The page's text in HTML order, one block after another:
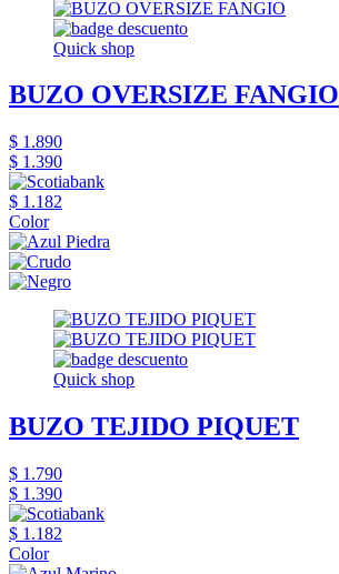
Quick shop
BUZO OVERSIZE FANGIO
$ 1.890
$ 1.390
$ 1.182
Color
Quick shop
BUZO TEJIDO PIQUET
$ 1.790
$ 1.390
$ 1.182
Color